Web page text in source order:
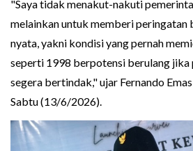
"Saya tidak menakut-nakuti
melainkan untuk memberi peringatan
nyata, yakni kondisi yang pernah
seperti 1998 berpotensi berulang jika
segera bertindak," ujar Fernando
Sabtu (13/6/2026).